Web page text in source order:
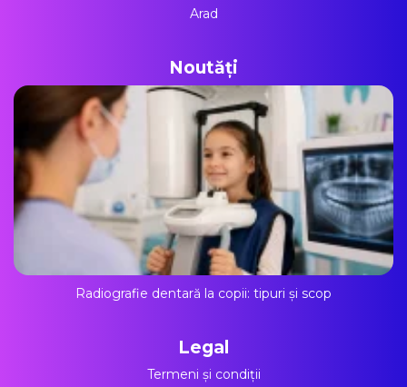
Arad
Noutăți
Radiografie dentară la copii: tipuri și scop
Legal
Termeni și condiții